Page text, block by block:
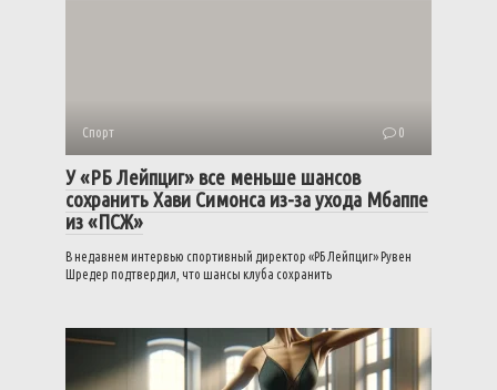
Спорт 0
У «РБ Лейпциг» все меньше шансов
сохранить Хави Симонса из-за ухода Мбаппе
из «ПСЖ»
В недавнем интервью спортивный директор «РБ Лейпциг» Рувен
Шредер подтвердил, что шансы клуба сохранить